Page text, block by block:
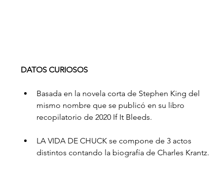
DATOS CURIOSOS
Basada en la novela corta de Stephen King del
mismo nombre que se publicó en su libro
recopilatorio de 2020 If It Bleeds.
LA VIDA DE CHUCK se compone de 3 actos
distintos contando la biografía de Charles Krantz.